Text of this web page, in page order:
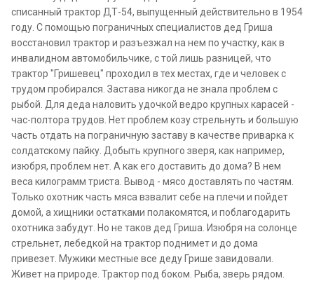
списанный трактор ДТ-54, выпущенный действительно в 1954
году. С помощью пограничных специалистов дед Гриша
восстановил трактор и разъезжал на нем по участку, как в
инвалидном автомобильчике, с той лишь разницей, что
трактор "Гришевец" проходил в тех местах, где и человек с
трудом пробирался. Застава никогда не знала проблем с
рыбой. Для деда наловить удочкой ведро крупных карасей -
час-полтора трудов. Нет проблем козу стрельнуть и большую
часть отдать на пограничную заставу в качестве приварка к
солдатскому пайку. Добыть крупного зверя, как например,
изюбря, проблем нет. А как его доставить до дома? В нем
веса килограмм триста. Вывод - мясо доставлять по частям.
Только охотник часть мяса взвалит себе на плечи и пойдет
домой, а хищники остатками полакомятся, и поблагодарить
охотника забудут. Но не таков дед Гриша. Изюбря на солонце
стрельнет, лебедкой на трактор поднимет и до дома
привезет. Мужики местные все деду Грише завидовали.
Живет на природе. Трактор под боком. Рыба, зверь рядом.